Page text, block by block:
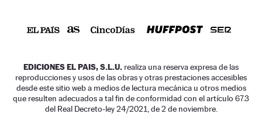
EDICIONES EL PAIS, S.L.U. realiza una reserva expresa de las
reproducciones y usos de las obras y otras prestaciones accesibles
desde este sitio web a medios de lectura mecánica u otros medios
que resulten adecuados a tal fin de conformidad con el artículo 67.3
del Real Decreto-ley 24/2021, de 2 de noviembre.